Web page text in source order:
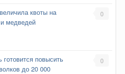
0
квоты на
медведей
0
готовится повысить
до 20 000